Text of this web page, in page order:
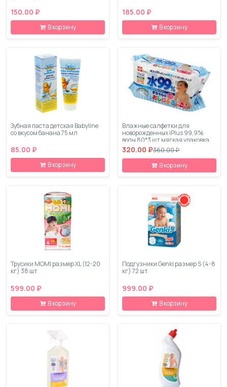
150.00 ₽
В корзину
185.00 ₽
В корзину
Зубная паста детская Babyline
со вкусом банана 75 мл
85.00 ₽
В корзину
Влажные салфетки для
новорожденных iPlus 99,9%
воды 80*3 шт мягкая упаковка
320.00 ₽360.00 ₽
В корзину
Трусики MOMI размер XL (12-20
кг) 38 шт
599.00 ₽
В корзину
Подгузники Genki размер S (4-8
кг) 72 шт
999.00 ₽
В корзину